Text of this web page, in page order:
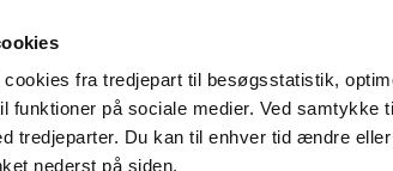
fra tredjepart til besøgsstatistik,
funktioner på sociale medier. Ved samtykke
tredjeparter. Du kan til enhver tid ændre
nederst på siden.